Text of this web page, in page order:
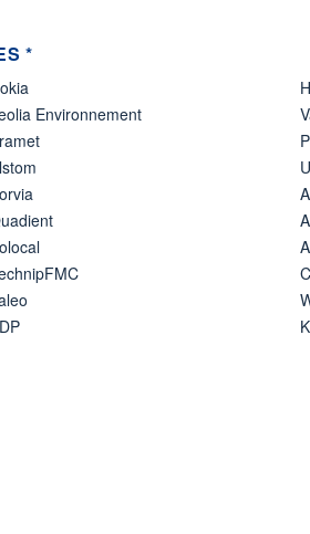
*
Environnement